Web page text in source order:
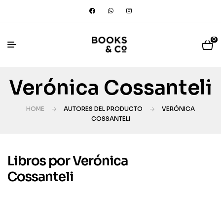
0
Verónica Cossanteli
HOME AUTORES DEL PRODUCTO
VERÓNICA
COSSANTELI
Libros por Verónica
Cossanteli